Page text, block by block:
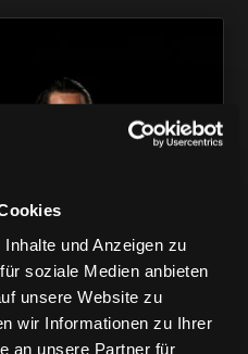
und Anzeigen zu
soziale Medien anbieten
unsere Website zu
wir Informationen zu Ihrer
an unsere Partner für